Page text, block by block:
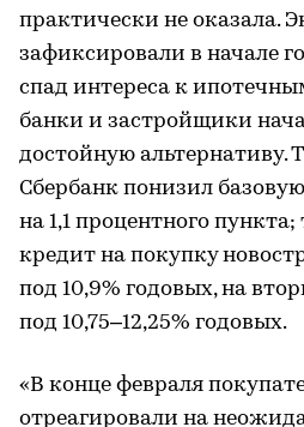
практически не оказала.
зафиксировали в начале
спад интереса к
банки и застройщики
достойную альтернативу.
Сбербанк понизил
на 1,1 процентного
кредит на покупку
под 10,9% годовых, на
под 10,75–12,25% годовых.
«В конце февраля
отреагировали на